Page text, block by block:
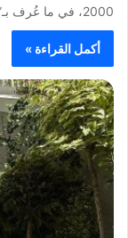
2000، في ما عُرف بـ”مشكلة الألفية” أو Y2K.…
أكمل القراءة »